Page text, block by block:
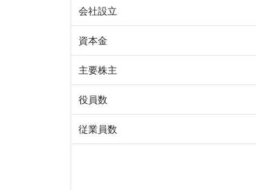
会社設立
資本金
主要株主
役員数
従業員数